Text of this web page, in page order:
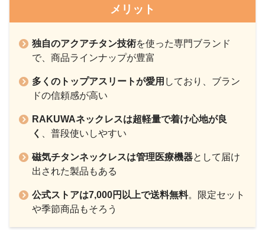
メリット
独自のアクアチタン技術を使った専門ブランド
で、商品ラインナップが豊富
多くのトップアスリートが愛用 しており、ブラン
ドの信頼感が高い
RAKUWAネックレスは超軽量で着け心地が良
く
、普段使いしやすい
磁気チタンネックレスは管理医療機器として届け
出された製品もある
公式ストアは7,000円以上で送料無料。限定セット
や季節商品もそろう